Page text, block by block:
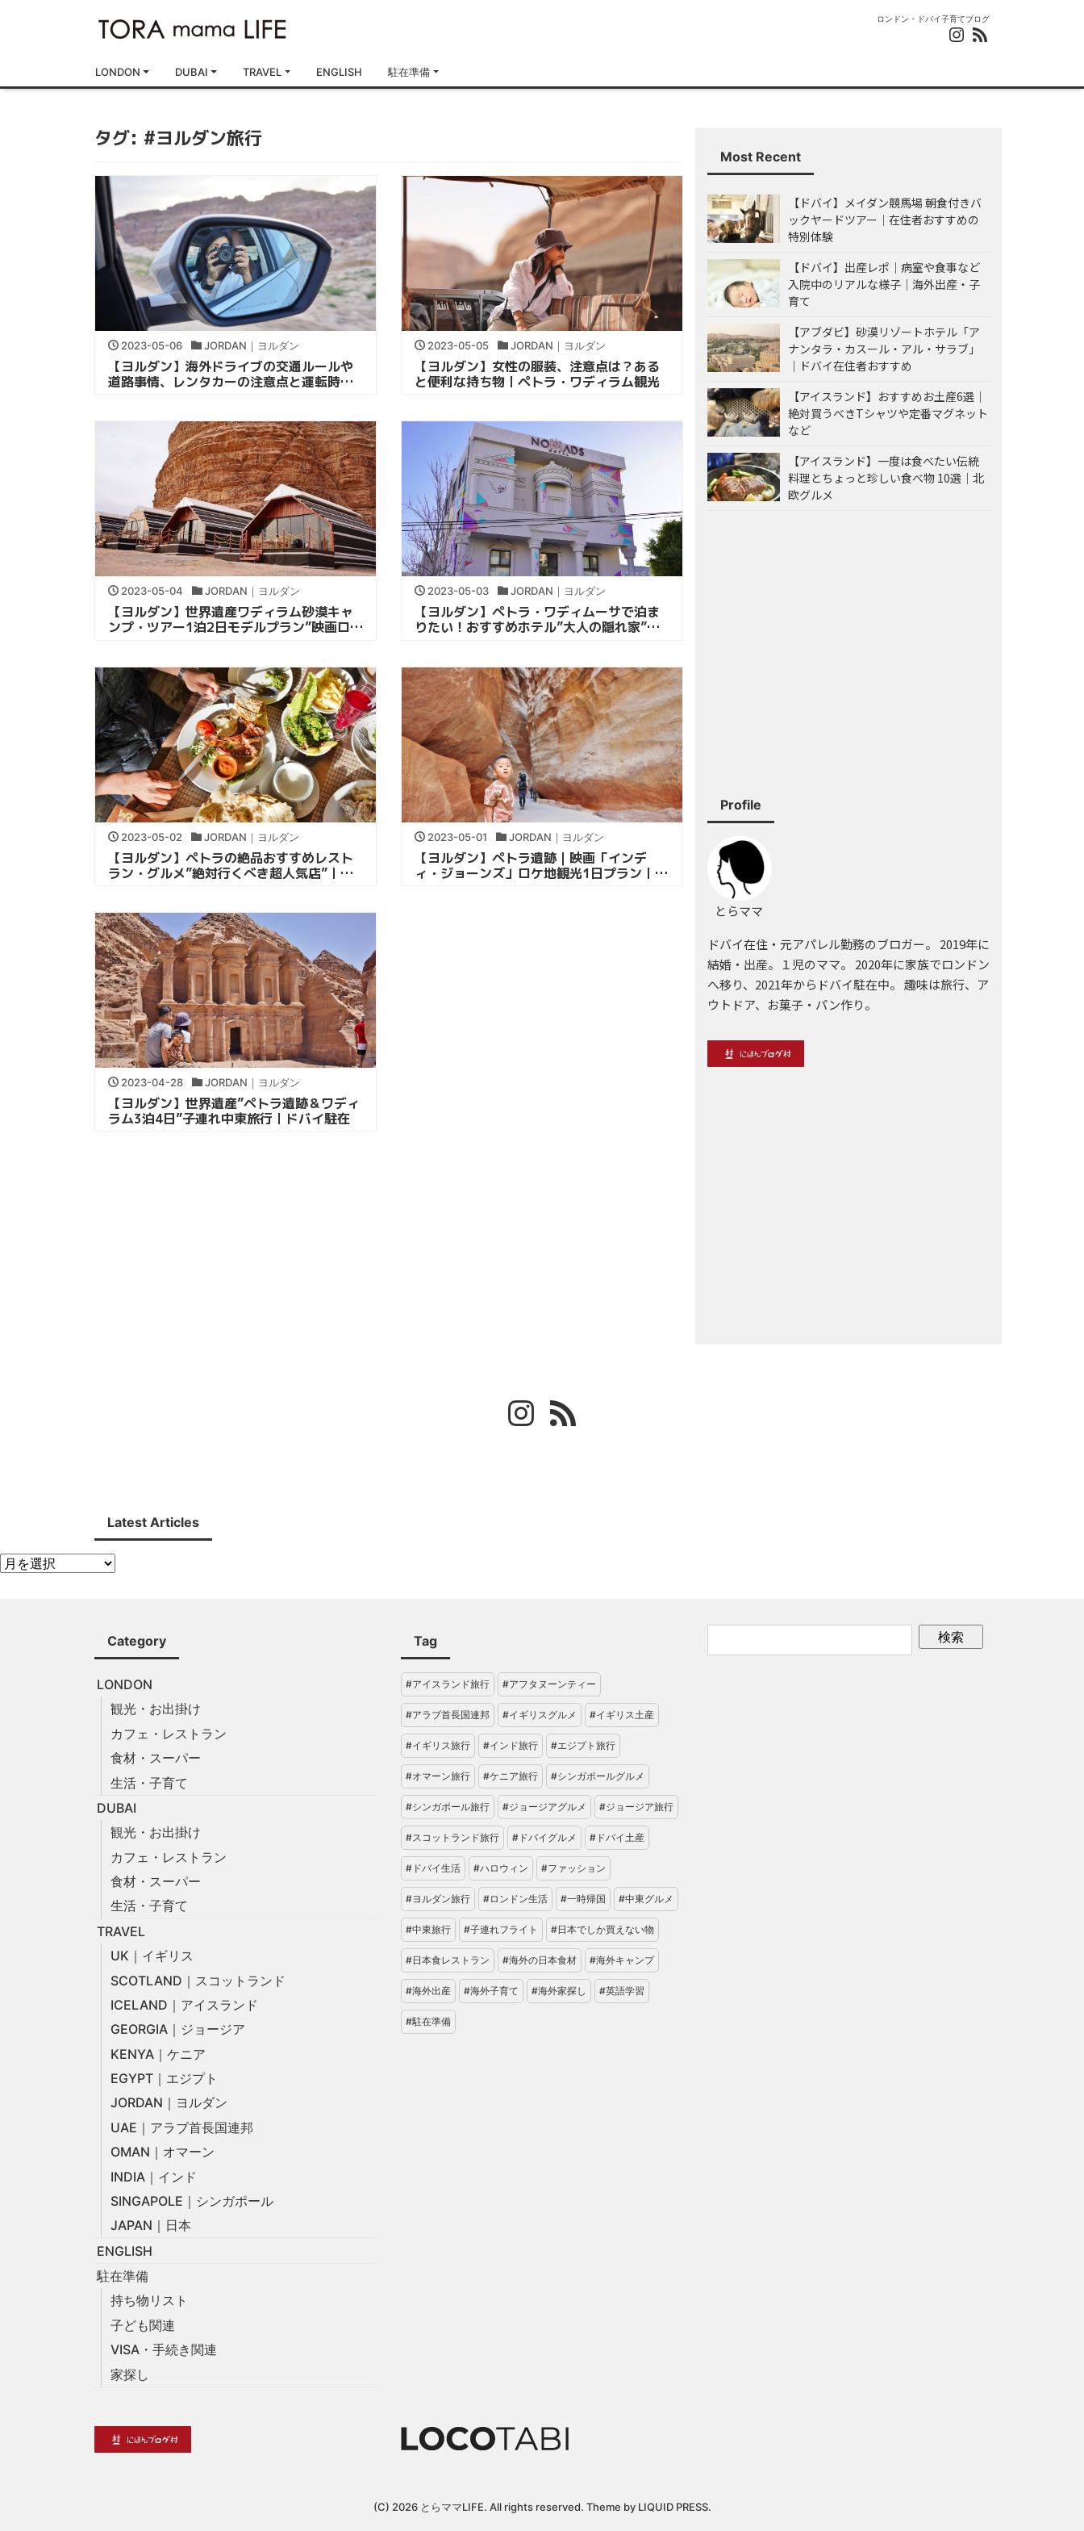
ロンドン・ドバイ子育てブログ
LONDON DUBAI TRAVEL ENGLISH 駐在準備
タグ: #ヨルダン旅行
2023-05-06 JORDAN｜ヨルダン
【ヨルダン】海外ドライブの交通ルールや
道路事情、レンタカーの注意点と運転時の
2023-05-05 JORDAN｜ヨルダン
【ヨルダン】女性の服装、注意点は？ある
と便利な持ち物｜ペトラ・ワディラム観光
2023-05-04 JORDAN｜ヨルダン
【ヨルダン】世界遺産ワディラム砂漠キャ
ンプ・ツアー1泊2日モデルプラン”映画ロケ
2023-05-03 JORDAN｜ヨルダン
【ヨルダン】ペトラ・ワディムーサで泊ま
りたい！おすすめホテル”大人の隠れ家”｜
2023-05-02 JORDAN｜ヨルダン
【ヨルダン】ペトラの絶品おすすめレスト
ラン・グルメ”絶対行くべき超人気店”｜子
2023-05-01 JORDAN｜ヨルダン
【ヨルダン】ペトラ遺跡｜映画「インデ
ィ・ジョーンズ」ロケ地観光1日プラン｜中
2023-04-28 JORDAN｜ヨルダン
【ヨルダン】世界遺産”ペトラ遺跡＆ワディ
ラム3泊4日”子連れ中東旅行｜ドバイ駐在
Most Recent
【ドバイ】メイダン競馬場 朝食付きバ
ックヤードツアー｜在住者おすすめの
特別体験
【ドバイ】出産レポ｜病室や食事など
入院中のリアルな様子｜海外出産・子
育て
【アブダビ】砂漠リゾートホテル「ア
ナンタラ・カスール・アル・サラブ」
｜ドバイ在住者おすすめ
【アイスランド】おすすめお土産6選｜
絶対買うべきTシャツや定番マグネット
など
【アイスランド】一度は食べたい伝統
料理とちょっと珍しい食べ物 10選｜北
欧グルメ
Profile
とらママ
ドバイ在住・元アパレル勤務のブロガー。 2019年に
結婚・出産。１児のママ。 2020年に家族でロンドン
へ移り、2021年からドバイ駐在中。 趣味は旅行、ア
ウトドア、お菓子・パン作り。
Latest Articles
Category
LONDON
観光・お出掛け
カフェ・レストラン
食材・スーパー
生活・子育て
DUBAI
観光・お出掛け
カフェ・レストラン
食材・スーパー
生活・子育て
TRAVEL
UK｜イギリス
SCOTLAND｜スコットランド
ICELAND｜アイスランド
GEORGIA｜ジョージア
KENYA｜ケニア
EGYPT｜エジプト
JORDAN｜ヨルダン
UAE｜アラブ首長国連邦
OMAN｜オマーン
INDIA｜インド
SINGAPOLE｜シンガポール
JAPAN｜日本
ENGLISH
駐在準備
持ち物リスト
子ども関連
VISA・手続き関連
家探し
Tag
#アイスランド旅行 #アフタヌーンティー
#アラブ首長国連邦 #イギリスグルメ #イギリス土産
#イギリス旅行 #インド旅行 #エジプト旅行
#オマーン旅行 #ケニア旅行 #シンガポールグルメ
#シンガポール旅行 #ジョージアグルメ #ジョージア旅行
#スコットランド旅行 #ドバイグルメ #ドバイ土産
#ドバイ生活 #ハロウィン #ファッション
#ヨルダン旅行 #ロンドン生活 #一時帰国 #中東グルメ
#中東旅行 #子連れフライト #日本でしか買えない物
#日本食レストラン #海外の日本食材 #海外キャンプ
#海外出産 #海外子育て #海外家探し #英語学習
#駐在準備
(C) 2026 とらママLIFE. All rights reserved. Theme by LIQUID PRESS.